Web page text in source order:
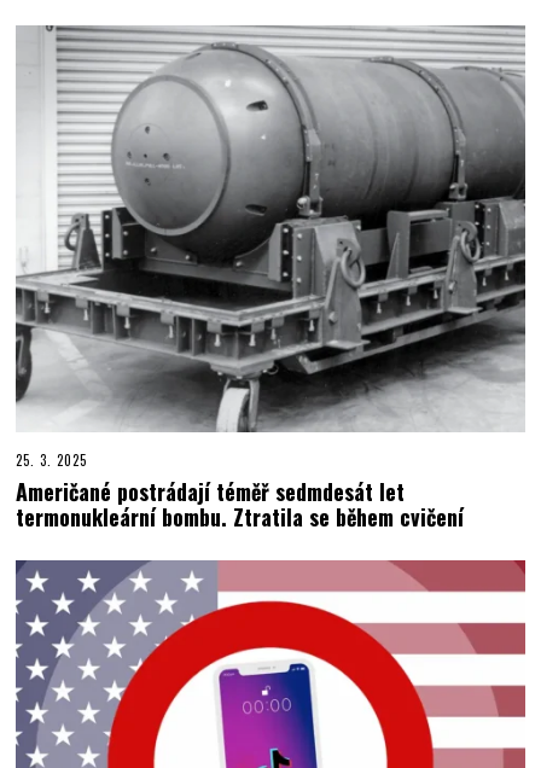
25. 3. 2025
Američané postrádají téměř sedmdesát let
termonukleární bombu. Ztratila se během cvičení